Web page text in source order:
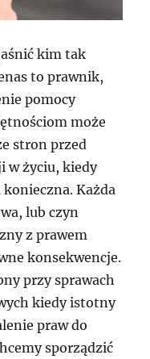
kim tak
to prawnik,
pomocy
może
stron przed
w życiu, kiedy
Każda
lub czyn
z prawem
konsekwencje.
przy sprawach
kiedy istotny
praw do
sporządzić